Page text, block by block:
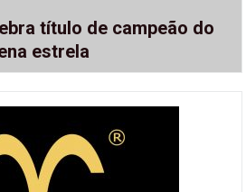
título de campeão do
estrela